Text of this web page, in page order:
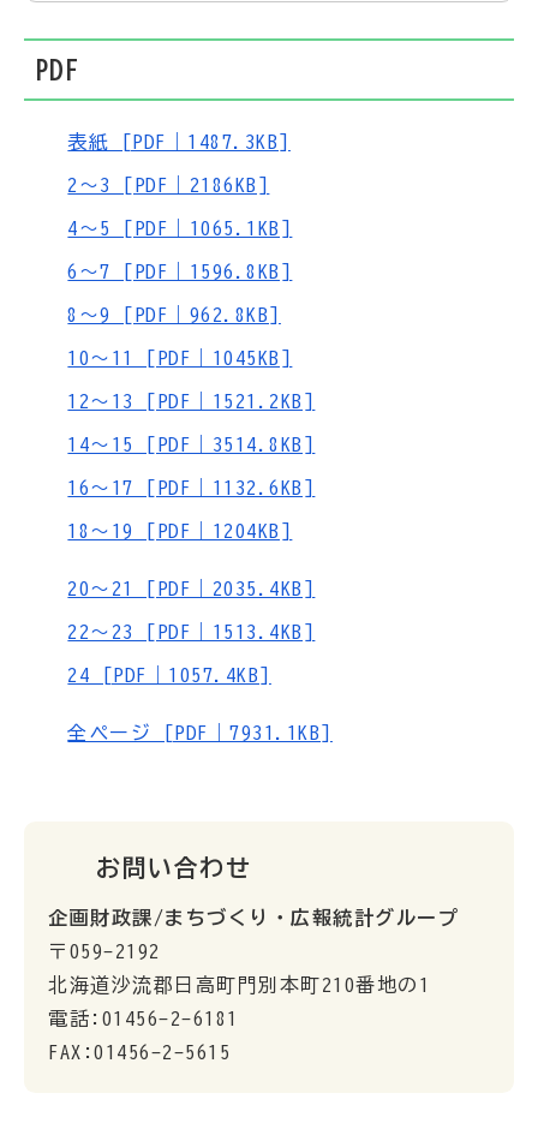
PDF
表紙 [PDF｜1487.3KB]
2～3 [PDF｜2186KB]
4～5 [PDF｜1065.1KB]
6～7 [PDF｜1596.8KB]
8～9 [PDF｜962.8KB]
10～11 [PDF｜1045KB]
12～13 [PDF｜1521.2KB]
14～15 [PDF｜3514.8KB]
16～17 [PDF｜1132.6KB]
18～19 [PDF｜1204KB]
20～21 [PDF｜2035.4KB]
22～23 [PDF｜1513.4KB]
24 [PDF｜1057.4KB]
全ページ [PDF｜7931.1KB]
お問い合わせ
企画財政課/まちづくり・広報統計グループ
〒059-2192
北海道沙流郡日高町門別本町210番地の1
電話:01456-2-6181
FAX:01456-2-5615